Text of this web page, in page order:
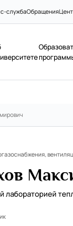
службаОбращения
лабораторией